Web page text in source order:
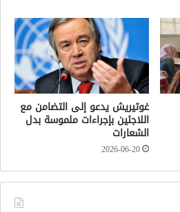
غوتيريش يدعو إلى التضامن مع
اللاجئين بإجراءات ملموسة بدل
الشعارات
2026-06-20